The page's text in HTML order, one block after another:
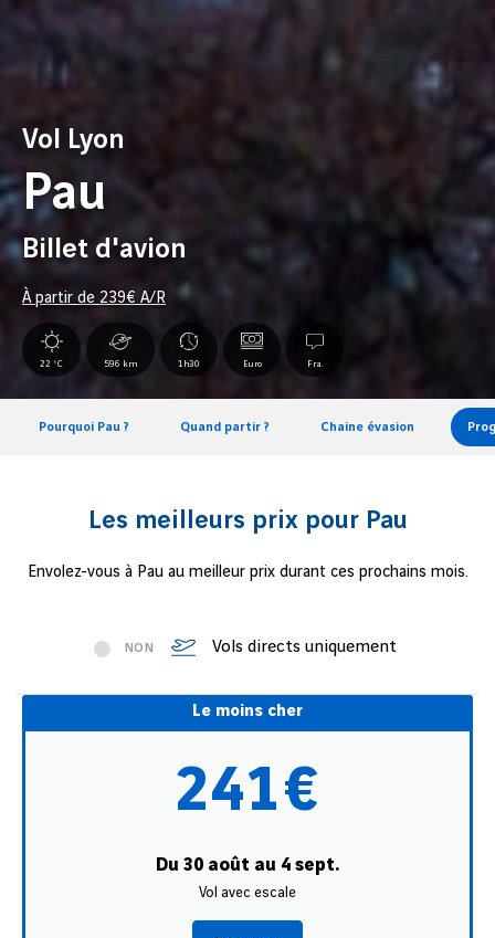
Vol Lyon
Pau
Billet d'avion
À partir de 239€ A/R
22 °C 596 km 1h30 Euro Fra.
Pourquoi Pau ? Quand partir ? Chaine évasion
Les meilleurs prix pour Pau
Envolez-vous à Pau au meilleur prix durant ces prochains mois.
NON Vols directs uniquement
Le moins cher
241€
Du 30 août au 4 sept.
Vol avec escale